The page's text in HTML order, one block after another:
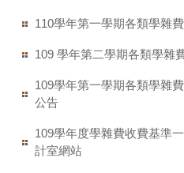
110學年第一學期各類學雜
109 學年第二學期各類學雜
109學年第一學期各類學雜
公告
109學年度學雜費收費基準
計室網站